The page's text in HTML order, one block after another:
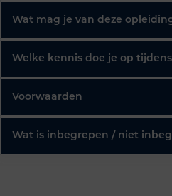
Wat mag je van deze
Welke kennis doe je op
Voorwaarden
Wat is inbegrepen / niet